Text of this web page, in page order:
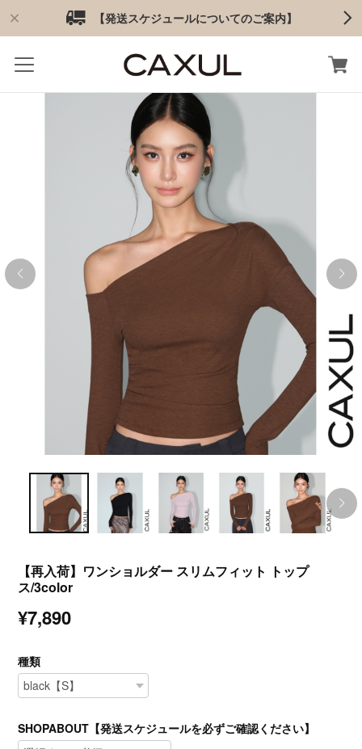
【発送スケジュールについてのご案内】
【再入荷】ワンショルダー スリムフィット トップ
ス/3color
¥7,890
種類
SHOPABOUT【発送スケジュールを必ずご確認ください】